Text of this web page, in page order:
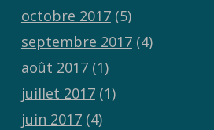
octobre 2017(5)
septembre 2017(4)
août 2017(1)
juillet 2017(1)
juin 2017(4)